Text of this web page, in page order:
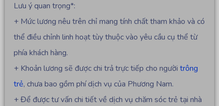
Lưu ý quan trọng*:
+ Mức lương nêu trên chỉ mang tính chất tham khảo và có
thể điều chỉnh linh hoạt tùy thuộc vào yêu cầu cụ thể từ
phía khách hàng.
+ Khoản lương sẽ được chi trả trực tiếp cho người trông
trẻ, chưa bao gồm phí dịch vụ của Phương Nam.
+ Để được tư vấn chi tiết về dịch vụ chăm sóc trẻ tại nhà